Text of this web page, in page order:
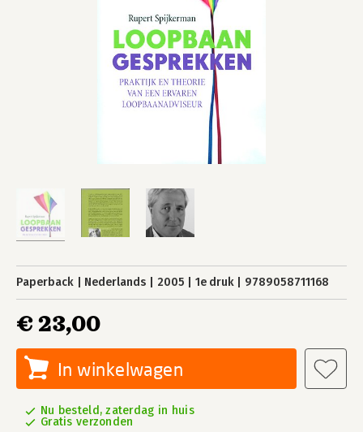
Paperback Nederlands 2005 1e druk 9789058711168
€ 23,00
In winkelwagen
Nu besteld, zaterdag in huis
Gratis verzonden